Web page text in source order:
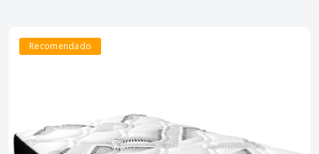
Recomendado